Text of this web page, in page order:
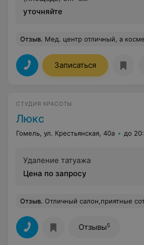
уточняйте
Отзыв. Мед. центр отличный, а косметолог просто мастер своего дела. У меня были многолетние шрамы
Записаться
СТУДИЯ КРАСОТЫ
Люкс
Гомель, ул. Крестьянская, 40а до
Удаление татуажа
Цена по запросу
Отзыв. Отличный салон,приятные сотрудники, всегда предложат чашечку
Отзывы5